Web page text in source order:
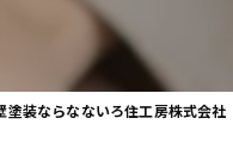
塗装ならなないろ住工房株式会社